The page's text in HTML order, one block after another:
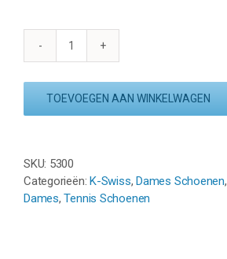
K-
SUPREME
-
WIT/BLAUW/ROZE
aantal
TOEVOEGEN AAN WINKELWAGEN
SKU: 5300
Categorieën:K-Swiss,Dames Schoenen,
Dames,Tennis Schoenen